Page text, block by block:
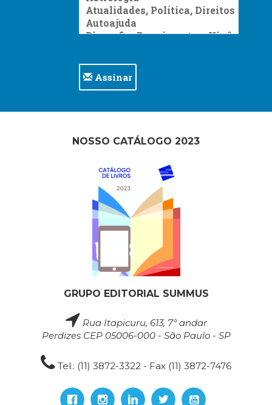
Assinar
NOSSO CATÁLOGO 2023
GRUPO EDITORIAL SUMMUS
Rua Itapicuru, 613, 7° andar
Perdizes CEP 05006-000 - São Paulo - SP
Tel.: (11) 3872-3322 - Fax (11) 3872-7476